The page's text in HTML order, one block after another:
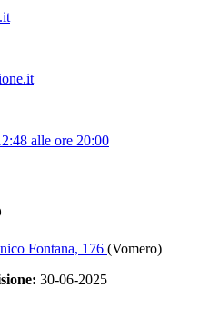
alle ore 20:00
Fontana, 176 (Vomero)
30-06-2025